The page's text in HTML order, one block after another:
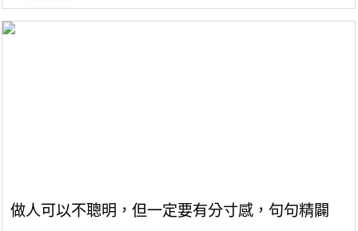
做人可以不聰明，但一定要有分寸感，句句精闢